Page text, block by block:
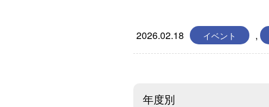
2026.02.18 イベント ,
年度別